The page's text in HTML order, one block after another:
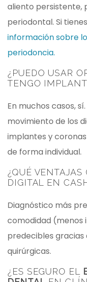
aliento persistente,
periodontal. Si
información sobre
periodoncia.
¿PUEDO USAR
TENGO
En muchos casos,
movimiento de los
implantes y
de forma individual.
¿QUÉ
DIGITAL EN
Diagnóstico más
comodidad (menos
predecibles
quirúrgicas.
¿ES SEGURO EL